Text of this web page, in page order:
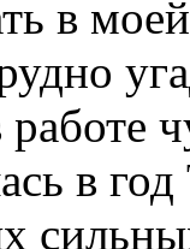
в
работе
в